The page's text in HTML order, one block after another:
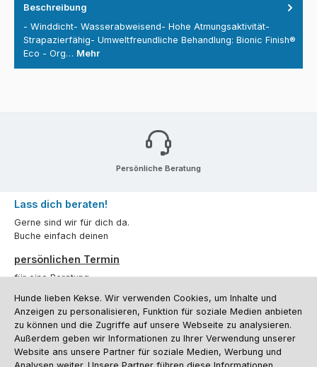
Beschreibung
- Winddicht- Wasserabweisend- Hohe Atmungsaktivität-
Strapazierfähig- Umweltfreundliche Behandlung: Bionic Finish®
Eco - Org… Mehr
Persönliche Beratung
Lass dich beraten!
Gerne sind wir für dich da.
Buche einfach deinen
persönlichen Termin
für eine Beratung.
Oder über unserKontaktformular.
Vertrag widerrufen
Hunde lieben Kekse. Wir verwenden Cookies, um Inhalte und
Anzeigen zu personalisieren, Funktion für soziale Medien anbieten
zu können und die Zugriffe auf unsere Webseite zu analysieren.
Außerdem geben wir Informationen zu Ihrer Verwendung unserer
Website ans unsere Partner für soziale Medien, Werbung und